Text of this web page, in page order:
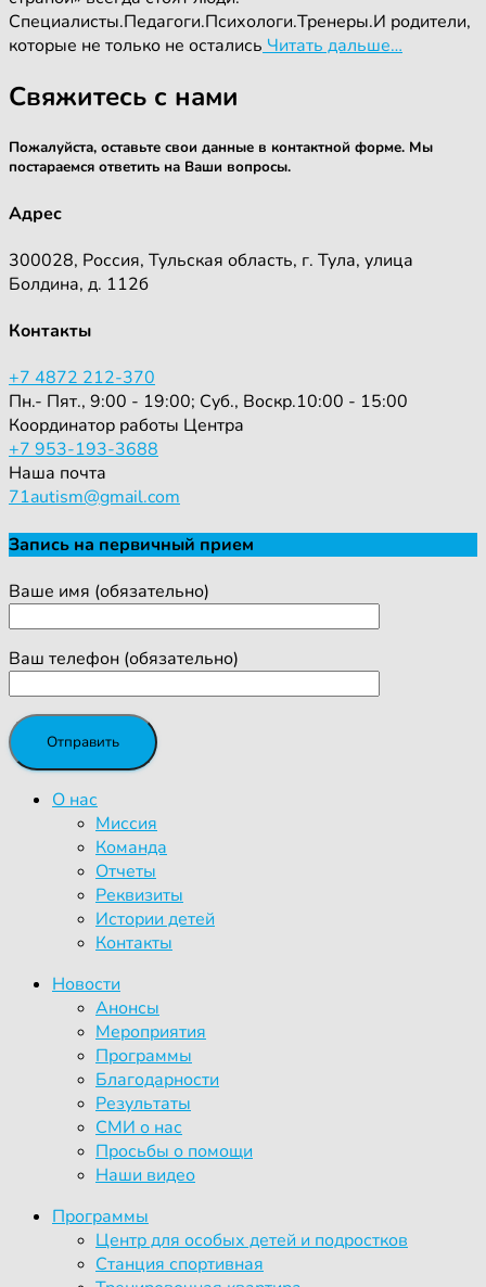
Специалисты.Педагоги.Психологи.Тренеры.И родители,
которые не только не остались Читать дальше…
Свяжитесь с нами
Пожалуйста, оставьте свои данные в контактной форме. Мы
постараемся ответить на Ваши вопросы.
Адрес
300028, Россия, Тульская область, г. Тула, улица
Болдина, д. 112б
Контакты
+7 4872 212-370
Пн.- Пят., 9:00 - 19:00; Суб., Воскр.10:00 - 15:00
Координатор работы Центра
+7 953-193-3688
Наша почта
71autism@gmail.com
Запись на первичный прием
Ваше имя (обязательно)
Ваш телефон (обязательно)
О нас
Миссия
Команда
Отчеты
Реквизиты
Истории детей
Контакты
Новости
Анонсы
Мероприятия
Программы
Благодарности
Результаты
СМИ о нас
Просьбы о помощи
Наши видео
Программы
Центр для особых детей и подростков
Станция спортивная